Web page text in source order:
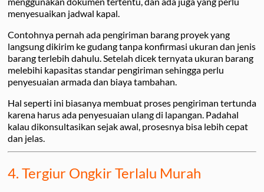
menyesuaikan jadwal kapal.
Contohnya pernah ada pengiriman barang proyek yang
langsung dikirim ke gudang tanpa konfirmasi ukuran dan jenis
barang terlebih dahulu. Setelah dicek ternyata ukuran barang
melebihi kapasitas standar pengiriman sehingga perlu
penyesuaian armada dan biaya tambahan.
Hal seperti ini biasanya membuat proses pengiriman tertunda
karena harus ada penyesuaian ulang di lapangan. Padahal
kalau dikonsultasikan sejak awal, prosesnya bisa lebih cepat
dan jelas.
4. Tergiur Ongkir Terlalu Murah